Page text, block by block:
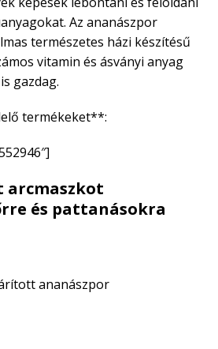
Az ananászpor
természetes házi készítésű
vitamin és ásványi anyag
gazdag.
termékeket**:
arcmaszkot
és pattanásokra
ananászpor